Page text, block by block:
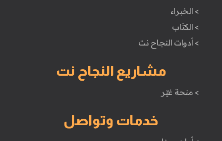
> الخبراء
> الكتَاب
> أدوات النجاح نت
مشاريع النجاح نت
> منحة غيّر
خدمات وتواصل